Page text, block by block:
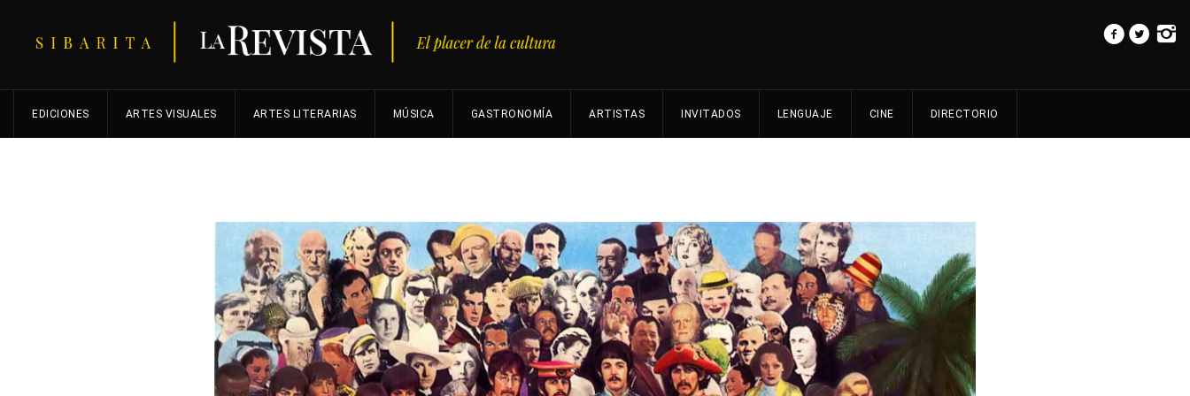
EDICIONES ARTES VISUALES ARTES LITERARIAS MÚSICA GASTRONOMÍA ARTISTAS INVITADOS LENGUAJE CINE DIRECTORIO